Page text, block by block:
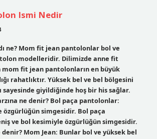
Ismi Nedir
ne? Mom fit jean pantolonlar bol ve
modelleridir. Dilimizde anne fit
fit jean pantolonların en büyük
rahatlıktır. Yüksek bel ve bel bölgesini
sayesinde giyildiğinde hoş bir his sağlar.
ne denir? Bol paça pantolonlar:
özgürlüğün simgesidir. Bol paça
ve bol kesimiyle özgürlüğün simgesidir.
Mom Jean: Bunlar bol ve yüksek bel